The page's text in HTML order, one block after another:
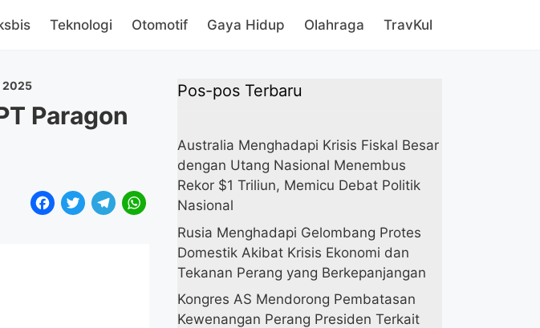
Teknologi Otomotif Gaya Hidup Olahraga TravKul
2025
Paragon
F
T
T
W
Pos-pos Terbaru
Australia Menghadapi Krisis Fiskal Besar
dengan Utang Nasional Menembus
Rekor $1 Triliun, Memicu Debat Politik
Nasional
Rusia Menghadapi Gelombang Protes
Domestik Akibat Krisis Ekonomi dan
Tekanan Perang yang Berkepanjangan
Kongres AS Mendorong Pembatasan
Kewenangan Perang Presiden Terkait